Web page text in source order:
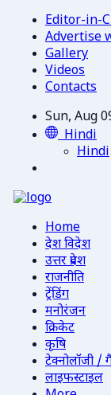
Editor-in-
Advertise
Gallery
Videos
Contacts
Sun, Aug
Hindi
Hindi
Home
देश विदेश
उत्तर प्रदेश
राजनीति
ट्रेंडिंग
मनोरंजन
क्रिकेट
कृषि
टेक्नोलॉजी /
लाइफस्टाइल